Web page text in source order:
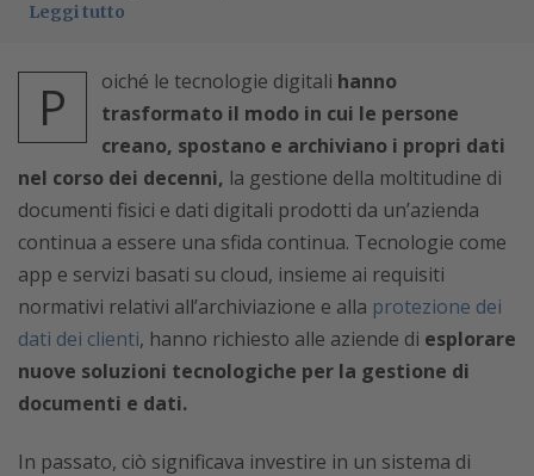
Leggi tutto
P oiché le tecnologie digitali hanno
trasformato il modo in cui le persone
creano, spostano e archiviano i propri dati
nel corso dei decenni, la gestione della moltitudine di
documenti fisici e dati digitali prodotti da un’azienda
continua a essere una sfida continua. Tecnologie come
app e servizi basati su cloud, insieme ai requisiti
normativi relativi all’archiviazione e alla protezione dei
dati dei clienti, hanno richiesto alle aziende di esplorare
nuove soluzioni tecnologiche per la gestione di
documenti e dati.
In passato, ciò significava investire in un sistema di